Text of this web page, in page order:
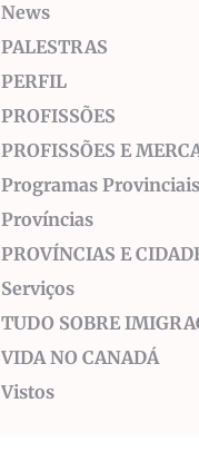
News
PALESTRAS
PERFIL
PROFISSÕES
PROFISSÕES E
Programas Provinciais
Províncias
PROVÍNCIAS E
Serviços
TUDO SOBRE
VIDA NO CANADÁ
Vistos